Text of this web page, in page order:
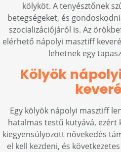
kölyköt. A tenyésztőnek
betegségeket, és
szocializációjáról is. Az
elérhető nápolyi masztiff
lehetnek egy
Kölyök
Egy kölyök nápolyi masztiff
hatalmas testű kutyává, ezért
kiegyensúlyozott növekedés
el kell kezdeni, és